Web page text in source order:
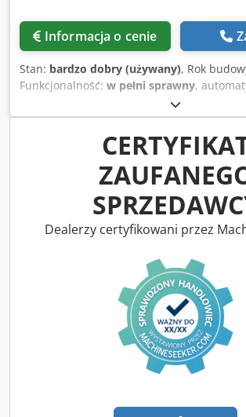
Informacja o cenie
Stan: bardzo dobry (używany), Rok
Funkcjonalność: w pełni sprawny,
cięcia szkła, przeznaczony do cięcia szkła o
zbliżonych do połowy formatu „jumbo”:
wymiary maszyny: 3400 x 4250 mm
grubość szkła: 3–19 mm tolerancja cięcia:
masa: 1900 kg Csdpfx Ajzlpl Dsg Soha
i skanowania szablonu za pomocą lasera
odczytywanie grubości szkła automatyczna
nacisku podczas cięcia możliwość cięcia
laminowanego
Dealerzy certyfikowani przez